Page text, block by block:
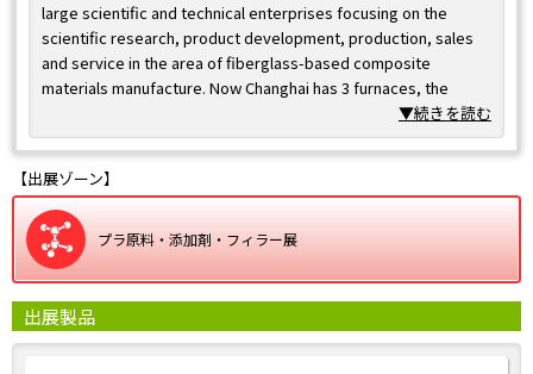
large scientific and technical enterprises focusing on the
scientific research, product development, production, sales
and service in the area of fiberglass-based composite
materials manufacture. Now Changhai has 3 furnaces, the
capacity of fiberglass is 200,000 tons per year, The
thermoplastic chopped fiber and long fiber produced by our
company are widely used in various modified products. Our
products have excellent performance and a wide range of
uses, and are well received by customers in household
appliances, automobiles, sanitary ware and other industries.
▼続きを読む
【出展ゾーン】
プラ原料・添加剤・フィラー展
出展製品